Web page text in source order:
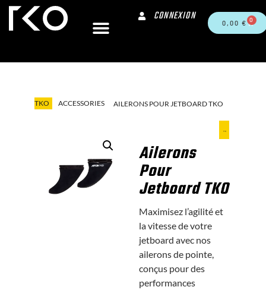
CONNEXION 0,00€ 0
TKO ACCESSORIES AILERONS POUR JETBOARD TKO
Ailerons
Pour
Jetboard TKO
Maximisez l’agilité et
la vitesse de votre
jetboard avec nos
ailerons de pointe,
conçus pour des
performances